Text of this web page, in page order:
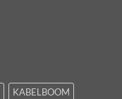
KABELBOOM